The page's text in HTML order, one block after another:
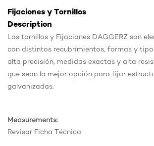
Fijaciones y Tornillos
Description
Los tornillos y Fijaciones DAGGERZ son
con distintos recubrimientos, formas y
alta precisión, medidas exactas y alta
que sean la mejor opción para fijar
galvanizadas.
Measurements:
Revisar Ficha Técnica